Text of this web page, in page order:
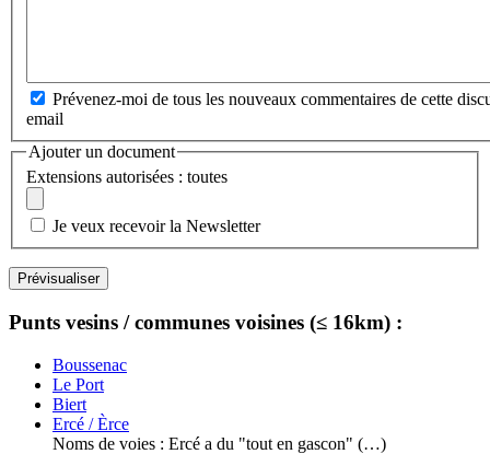
Prévenez-moi de tous les nouveaux commentaires de cette
email
Ajouter un document
Extensions autorisées : toutes
Je veux recevoir la Newsletter
Punts vesins / communes voisines (≤ 16km) :
Boussenac
Le Port
Biert
Ercé / Èrce
Noms de voies : Ercé a du "tout en gascon" (…)